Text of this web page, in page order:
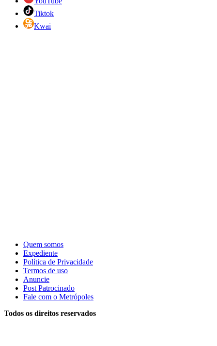
Tiktok
Kwai
Quem somos
Expediente
Política de Privacidade
Termos de uso
Anuncie
Post Patrocinado
Fale com o Metrópoles
Todos os direitos reservados